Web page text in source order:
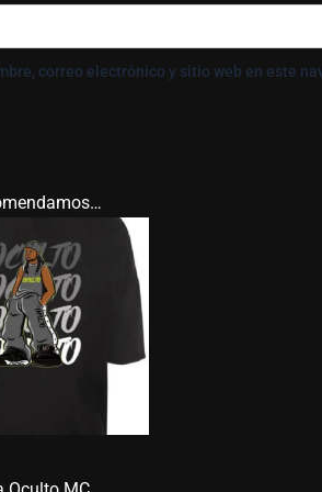
correo electrónico y sitio web en este